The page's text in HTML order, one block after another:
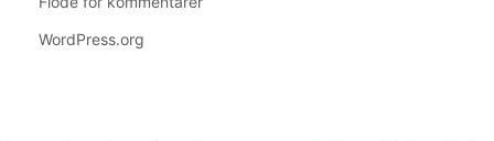
WordPress.org